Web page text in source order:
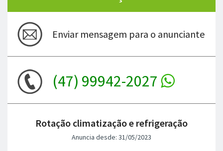
Enviar mensagem para o anunciante
(47) 99942-2027
Rotação climatização e refrigeração
Anuncia desde: 31/05/2023